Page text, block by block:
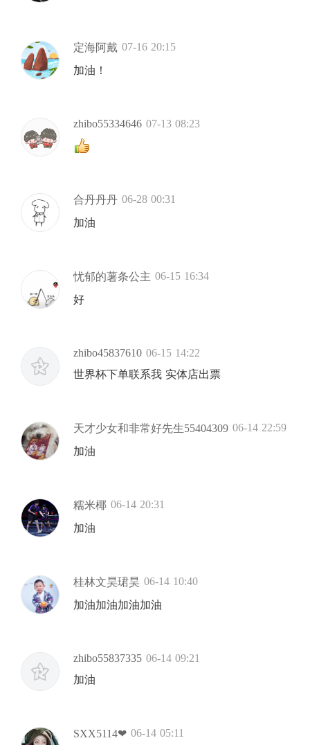
定海阿戴 07-16 20:15
加油！
zhibo55334646 07-13 08:23
合丹丹丹 06-28 00:31
加油
忧郁的薯条公主 06-15 16:34
好
zhibo45837610 06-15 14:22
世界杯下单联系我 实体店出票
天才少女和非常好先生55404309 06-14 22:59
加油
糯米椰 06-14 20:31
加油
桂林文昊珺昊 06-14 10:40
加油加油加油加油
zhibo55837335 06-14 09:21
加油
SXX5114❤︎ 06-14 05:11